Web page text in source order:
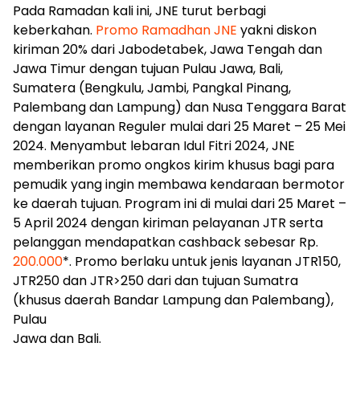
Pada Ramadan kali ini, JNE turut berbagi
keberkahan. Promo Ramadhan JNE yakni diskon
kiriman 20% dari Jabodetabek, Jawa Tengah dan
Jawa Timur dengan tujuan Pulau Jawa, Bali,
Sumatera (Bengkulu, Jambi, Pangkal Pinang,
Palembang dan Lampung) dan Nusa Tenggara Barat
dengan layanan Reguler mulai dari 25 Maret – 25 Mei
2024. Menyambut lebaran Idul Fitri 2024, JNE
memberikan promo ongkos kirim khusus bagi para
pemudik yang ingin membawa kendaraan bermotor
ke daerah tujuan. Program ini di mulai dari 25 Maret –
5 April 2024 dengan kiriman pelayanan JTR serta
pelanggan mendapatkan cashback sebesar Rp.
200.000*. Promo berlaku untuk jenis layanan JTR150,
JTR250 dan JTR>250 dari dan tujuan Sumatra
(khusus daerah Bandar Lampung dan Palembang),
Pulau
Jawa dan Bali.